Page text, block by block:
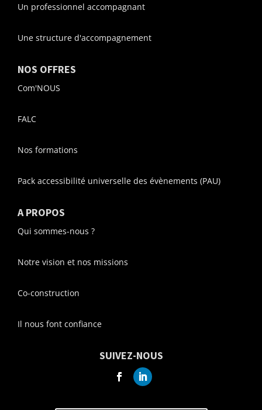
Un professionnel accompagnant
Une structure d'accompagnement
NOS OFFRES
Com'NOUS
FALC
Nos formations
Pack accessibilité universelle des évènements (PAU)
A PROPOS
Qui sommes-nous ?
Notre vision et nos missions
Co-construction
Il nous font confiance
SUIVEZ-NOUS